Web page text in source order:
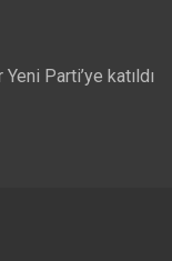
Yeni Parti’ye katıldı